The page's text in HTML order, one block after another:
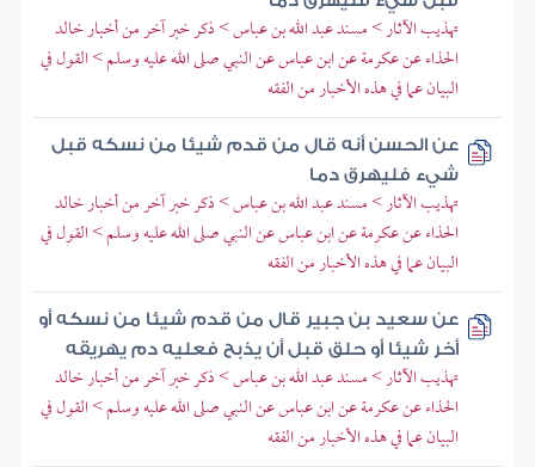
تهذيب الآثار > مسند عبد الله بن عباس > ذكر خبر آخر من أخبار خالد
الحذاء عن عكرمة عن ابن عباس عن النبي صلى الله عليه وسلم > القول في
البيان عما في هذه الأخبار من الفقه
عن الحسن أنه قال من قدم شيئا من نسكه قبل
شيء فليهرق دما
تهذيب الآثار > مسند عبد الله بن عباس > ذكر خبر آخر من أخبار خالد
الحذاء عن عكرمة عن ابن عباس عن النبي صلى الله عليه وسلم > القول في
البيان عما في هذه الأخبار من الفقه
عن سعيد بن جبير قال من قدم شيئا من نسكه أو
أخر شيئا أو حلق قبل أن يذبح فعليه دم يهريقه
تهذيب الآثار > مسند عبد الله بن عباس > ذكر خبر آخر من أخبار خالد
الحذاء عن عكرمة عن ابن عباس عن النبي صلى الله عليه وسلم > القول في
البيان عما في هذه الأخبار من الفقه